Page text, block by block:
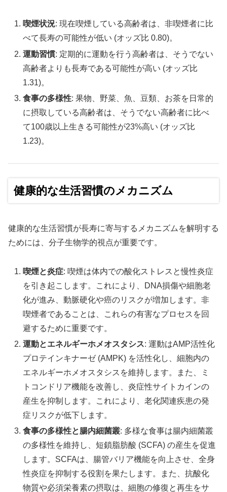
喫煙状況: 現在喫煙している高齢者は、非喫煙者に比
べて長寿の可能性が低い (オッズ比 0.80)。
運動習慣: 定期的に運動を行う高齢者は、そうでない
高齢者よりも長寿である可能性が高い (オッズ比
1.31)。
食事の多様性: 果物、野菜、魚、豆類、お茶を日常的
に摂取している高齢者は、そうでない高齢者に比べ
て100歳以上生きる可能性が23%高い (オッズ比
1.23)。
健康的な生活習慣のメカニズム
健康的な生活習慣が長寿に寄与するメカニズムを解明する
ためには、分子生物学的視点が重要です。
喫煙と炎症: 喫煙は体内での酸化ストレスと慢性炎症
を引き起こします。これにより、DNA損傷や細胞老
化が進み、動脈硬化や癌のリスクが増加します。非
喫煙者であることは、これらの有害なプロセスを回
避するために重要です。
運動とエネルギーホメオスタシス: 運動はAMP活性化
プロテインキナーゼ (AMPK) を活性化し、細胞内の
エネルギーホメオスタシスを維持します。また、ミ
トコンドリア機能を改善し、炎症性サイトカインの
産生を抑制します。これにより、老化関連疾患の発
症リスクが低下します。
食事の多様性と腸内細菌叢: 多様な食事は腸内細菌叢
の多様性を維持し、短鎖脂肪酸 (SCFA) の産生を促進
します。SCFAは、腸管バリア機能を向上させ、全身
性炎症を抑制する役割を果たします。また、抗酸化
物質や必須栄養素の摂取は、細胞の修復と再生をサ